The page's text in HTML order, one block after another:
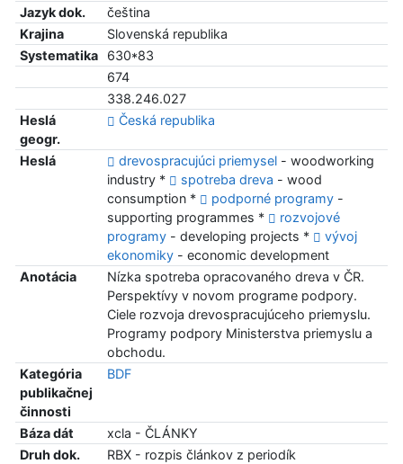
Jazyk dok.
čeština
Krajina
Slovenská republika
Systematika
630*83
674
338.246.027
Heslá
geogr.
Česká republika
Heslá drevospracujúci priemysel- woodworking
industry *
spotreba dreva - wood
consumption *
podporné programy-
supporting programmes *
rozvojové
programy- developing projects *
vývoj
ekonomiky- economic development
Anotácia
Nízka spotreba opracovaného dreva v ČR.
Perspektívy v novom programe podpory.
Ciele rozvoja drevospracujúceho priemyslu.
Programy podpory Ministerstva priemyslu a
obchodu.
Kategória
publikačnej
činnosti
BDF
Báza dát
xcla - ČLÁNKY
Druh dok.
RBX - rozpis článkov z periodík